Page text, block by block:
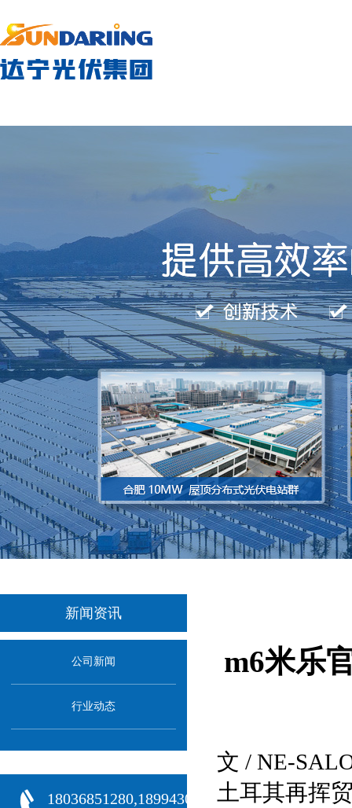
新闻资讯
公司新闻
行业动态
18036851280,18994301288,18068407382
m6米乐
文 / NE-
土耳其再挥